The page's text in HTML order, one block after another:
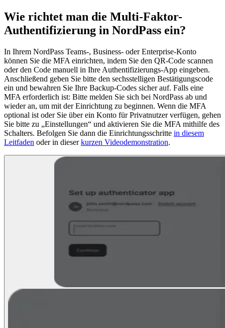
Wie richtet man die Multi-Faktor-
Authentifizierung in NordPass ein?
In Ihrem NordPass Teams-, Business- oder Enterprise-Konto
können Sie die MFA einrichten, indem Sie den QR-Code scannen
oder den Code manuell in Ihre Authentifizierungs-App eingeben.
Anschließend geben Sie bitte den sechsstelligen Bestätigungscode
ein und bewahren Sie Ihre Backup-Codes sicher auf. Falls eine
MFA erforderlich ist: Bitte melden Sie sich bei NordPass ab und
wieder an, um mit der Einrichtung zu beginnen. Wenn die MFA
optional ist oder Sie über ein Konto für Privatnutzer verfügen, gehen
Sie bitte zu „Einstellungen“ und aktivieren Sie die MFA mithilfe des
Schalters. Befolgen Sie dann die Einrichtungsschritte in diesem
Leitfaden oder in dieserkurzen Videodemonstration.